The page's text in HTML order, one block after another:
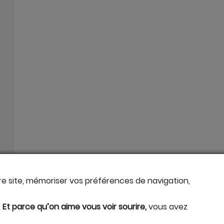
site, mémoriser vos préférences de navigation,
Et parce qu’on aime vous voir sourire,vous avez